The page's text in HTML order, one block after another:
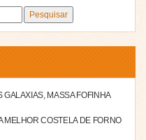
GALAXIAS, MASSA FOFINHA
MELHOR COSTELA DE FORNO